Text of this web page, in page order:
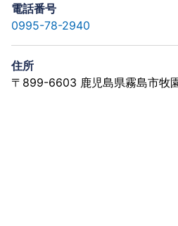
電話番号
0995-78-2940
住所
〒899-6603 鹿児島県霧島市牧